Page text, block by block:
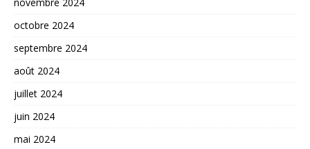
novembre 2024
octobre 2024
septembre 2024
août 2024
juillet 2024
juin 2024
mai 2024